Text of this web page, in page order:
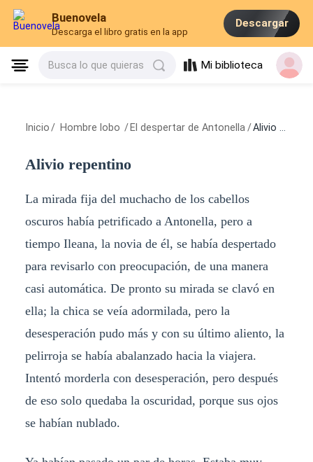
Buenovela
Descarga el libro gratis en la app
Descargar
Busca lo que quieras Mi biblioteca
Inicio / Hombre lobo / El despertar de Antonella /Alivio repentino
Alivio repentino
La mirada fija del muchacho de los cabellos
oscuros había petrificado a Antonella, pero a
tiempo Ileana, la novia de él, se había despertado
para revisarlo con preocupación, de una manera
casi automática. De pronto su mirada se clavó en
ella; la chica se veía adormilada, pero la
desesperación pudo más y con su último aliento, la
pelirroja se había abalanzado hacia la viajera.
Intentó morderla con desesperación, pero después
de eso solo quedaba la oscuridad, porque sus ojos
se habían nublado.